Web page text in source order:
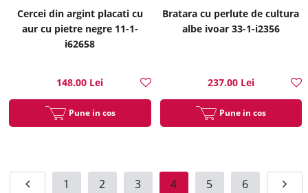
Cercei din argint placati cu
aur cu pietre negre 11-1-
i62658
148.00 Lei
Pune in cos
Bratara cu perlute de cultura
albe ivoar 33-1-i2356
237.00 Lei
Pune in cos
1 2 3 4 5
6